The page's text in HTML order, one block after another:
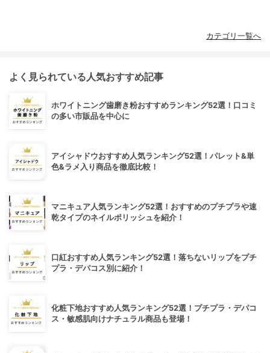
カテゴリ一覧へ
よく見られている人気おすすめ記事
ホワイトニング歯磨き粉おすすめランキング52選！口コミ
の多い市販品を中心に
アイシャドウおすすめ人気ランキング52選！パレット&単
色&ラメ入り商品を徹底比較！
マニキュア人気ランキング52選！おすすめのプチプラや速
乾タイプのネイルポリッシュを紹介！
口紅おすすめ人気ランキング52選！落ちないリップをプチ
プラ・デパコス別に紹介！
化粧下地おすすめ人気ランキング52選！プチプラ・デパコ
ス・敏感肌向けナチュラル商品も登場！